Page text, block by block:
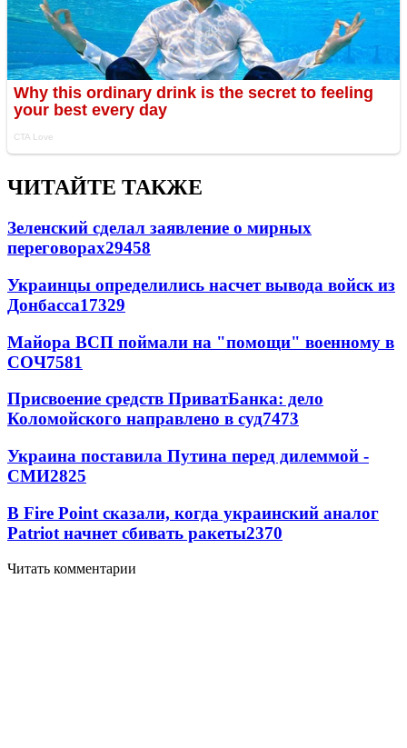
ЧИТАЙТЕ ТАКЖЕ
Зеленский сделал заявление о мирных
переговорах29458
Украинцы определились насчет вывода войск из
Донбасса17329
Майора ВСП поймали на "помощи" военному в
СОЧ7581
Присвоение средств ПриватБанка: дело
Коломойского направлено в суд7473
Украина поставила Путина перед дилеммой -
СМИ2825
В Fire Point сказали, когда украинский аналог
Patriot начнет сбивать ракеты2370
Читать комментарии